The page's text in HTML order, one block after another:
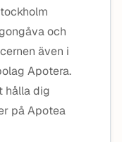
och
även i
Apotera.
hålla dig
på Apotea